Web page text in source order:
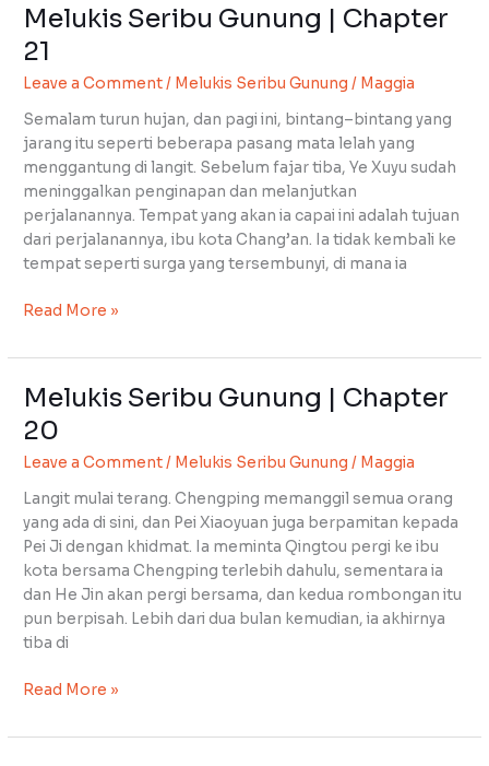
Melukis Seribu Gunung | Chapter
21
Leave a Comment/ Melukis Seribu Gunung / Maggia
Semalam turun hujan, dan pagi ini, bintang–bintang yang
jarang itu seperti beberapa pasang mata lelah yang
menggantung di langit. Sebelum fajar tiba, Ye Xuyu sudah
meninggalkan penginapan dan melanjutkan
perjalanannya. Tempat yang akan ia capai ini adalah tujuan
dari perjalanannya, ibu kota Chang’an. Ia tidak kembali ke
tempat seperti surga yang tersembunyi, di mana ia
Melukis
Gunung
|
Chapter
21
Read More »
Melukis Seribu Gunung | Chapter
20
Leave a Comment/ Melukis Seribu Gunung / Maggia
Langit mulai terang. Chengping memanggil semua orang
yang ada di sini, dan Pei Xiaoyuan juga berpamitan kepada
Pei Ji dengan khidmat. Ia meminta Qingtou pergi ke ibu
kota bersama Chengping terlebih dahulu, sementara ia
dan He Jin akan pergi bersama, dan kedua rombongan itu
pun berpisah. Lebih dari dua bulan kemudian, ia akhirnya
tiba di
Melukis
Gunung
|
Chapter
Read More »